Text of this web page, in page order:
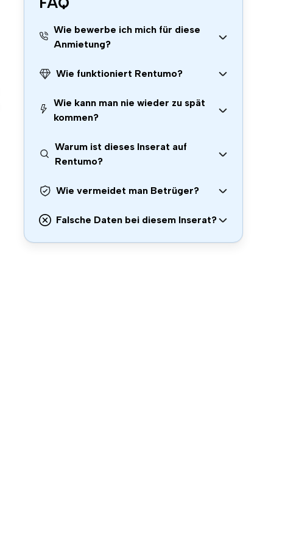
Wie bewerbe ich mich für diese
Anmietung?
Wie funktioniert Rentumo?
Wie kann man nie wieder zu spät
kommen?
Warum ist dieses Inserat auf
Rentumo?
Wie vermeidet man Betrüger?
Falsche Daten bei diesem Inserat?